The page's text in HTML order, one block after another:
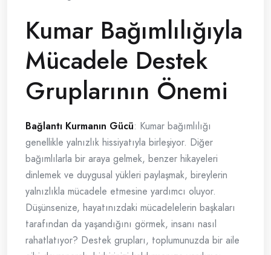
Kumar Bağımlılığıyla
Mücadele Destek
Gruplarının Önemi
Bağlantı Kurmanın Gücü: Kumar bağımlılığı
genellikle yalnızlık hissiyatıyla birleşiyor. Diğer
bağımlılarla bir araya gelmek, benzer hikayeleri
dinlemek ve duygusal yükleri paylaşmak, bireylerin
yalnızlıkla mücadele etmesine yardımcı oluyor.
Düşünsenize, hayatınızdaki mücadelelerin başkaları
tarafından da yaşandığını görmek, insanı nasıl
rahatlatıyor? Destek grupları, toplumunuzda bir aile